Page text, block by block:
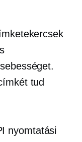
tud
nyomtatási